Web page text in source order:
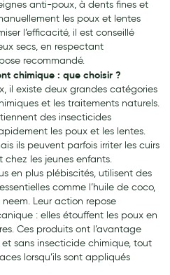
anti-poux, à dents fines et
les poux et lentes
l’efficacité, il est conseillé
secs, en respectant
recommandé.
chimique : que choisir ?
il existe deux grandes catégories
et les traitements naturels.
des insecticides
les poux et les lentes.
ils peuvent parfois irriter les cuirs
chez les jeunes enfants.
en plus plébiscités, utilisent des
comme l’huile de coco,
neem. Leur action repose
: elles étouffent les poux en
Ces produits ont l’avantage
sans insecticide chimique, tout
lorsqu’ils sont appliqués